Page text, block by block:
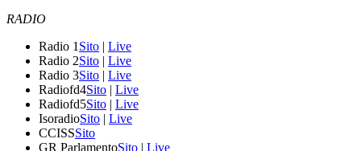
RADIO
Radio 1 Sito | Live
Radio 2Sito | Live
Radio 3Sito | Live
Radiofd4Sito | Live
Radiofd5Sito | Live
IsoradioSito | Live
CCISSSito
GR ParlamentoSito | Live